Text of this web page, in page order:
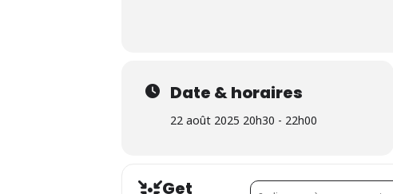
Date & horaires
22 août 2025 20h30 - 22h00
Get Address - Farandole []